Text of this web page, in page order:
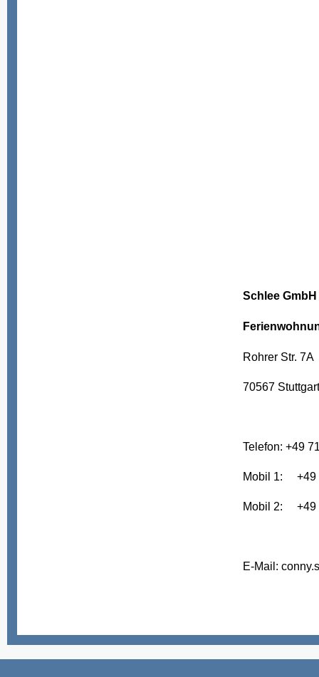
Schlee
Rohrer Str. 7A
70567 Stuttgart
Telefon: +49
Mobil 1: +49
Mobil 2: +49
E-Mail: